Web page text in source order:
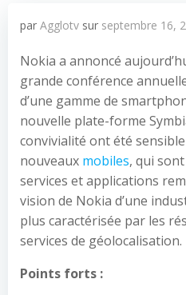
par Agglotv sur septembre 16,
Nokia a annoncé
grande conférence
d’une gamme de
nouvelle plate-forme
convivialité ont été
nouveaux mobiles, qui
services et applications
vision de Nokia d’une
plus caractérisée par les
services de géolocalisation.
Points forts :